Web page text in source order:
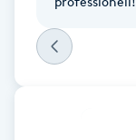
Fotvård